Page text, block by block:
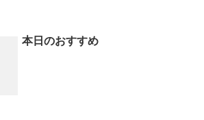
本日のおすすめ